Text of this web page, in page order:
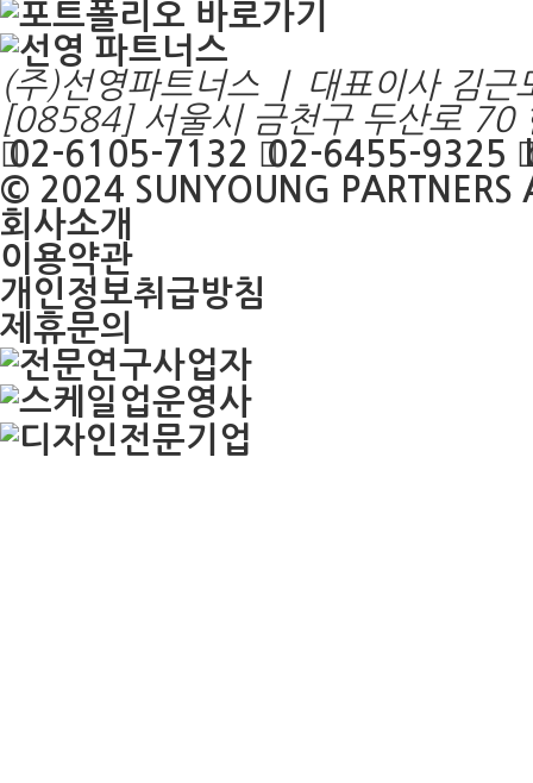
(주)선영파트너스 | 대표이사 김근
[08584] 서울시 금천구 두산로 70
02-6105-7132
02-6455-9325
© 2024 SUNYOUNG PARTNERS
회사소개
이용약관
개인정보취급방침
제휴문의